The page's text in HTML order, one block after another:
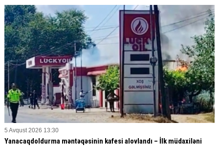
5 Avqust 2026 13:30
Yanacaqdoldurma məntəqəsinin kafesi alovlandı – İlk müdaxiləni